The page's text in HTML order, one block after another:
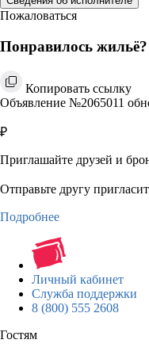
Пожаловаться
Понравилось жильё?
Копировать ссылку
Объявление №2065011
₽
Приглашайте друзей и
Отправьте другу
Подробнее
Личный кабинет
Служба поддержки
8 (800) 555 2608
Гостям